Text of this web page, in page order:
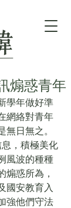
煽惑青年
學年做好準
網絡對青年
日無之。
，積極美化
風波的種種
煽惑所為，
國安教育入
強他們守法